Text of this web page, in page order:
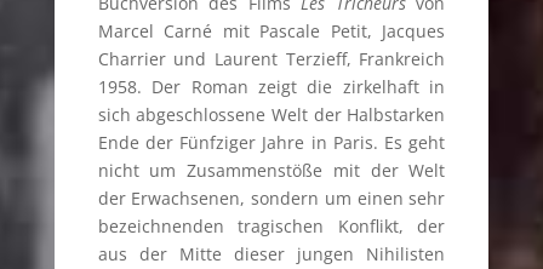
Marcel Carné mit Pascale Petit, Jacques
Charrier und Laurent Terzieff, Frankreich
1958. Der Roman zeigt die zirkelhaft in
sich abgeschlossene Welt der Halbstarken
Ende der Fünfziger Jahre in Paris. Es geht
nicht um Zusammenstöße mit der Welt
der Erwachsenen, sondern um einen sehr
bezeichnenden tragischen Konflikt, der
aus der Mitte dieser jungen Nihilisten